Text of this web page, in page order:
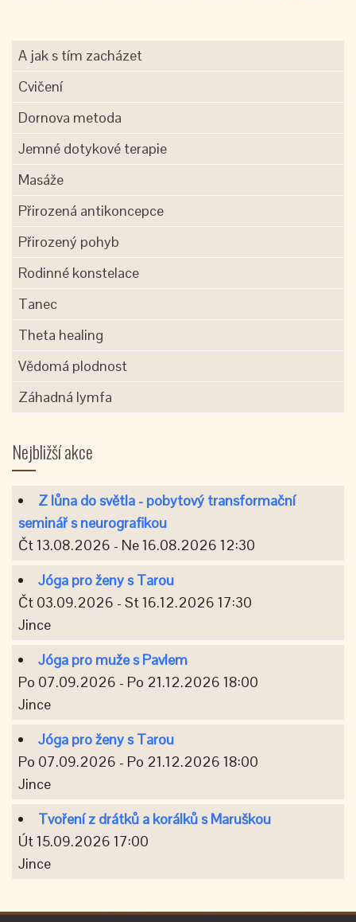
A jak s tím zacházet
Cvičení
Dornova metoda
Jemné dotykové terapie
Masáže
Přirozená antikoncepce
Přirozený pohyb
Rodinné konstelace
Tanec
Theta healing
Vědomá plodnost
Záhadná lymfa
Nejbližší akce
Z lůna do světla - pobytový transformační
seminář s neurografikou
Čt 13.08.2026 - Ne 16.08.2026 12:30
Jóga pro ženy s Tarou
Čt 03.09.2026 - St 16.12.2026 17:30
Jince
Jóga pro muže s Pavlem
Po 07.09.2026 - Po 21.12.2026 18:00
Jince
Jóga pro ženy s Tarou
Po 07.09.2026 - Po 21.12.2026 18:00
Jince
Tvoření z drátků a korálků s Maruškou
Út 15.09.2026 17:00
Jince